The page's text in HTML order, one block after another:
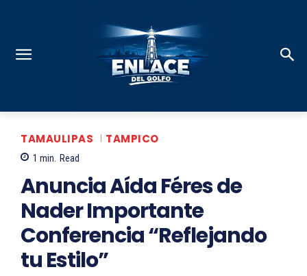
TAMAULIPAS TAMPICO
1 min. Read
Anuncia Aída Féres de
Nader Importante
Conferencia “Reflejando
tu Estilo”